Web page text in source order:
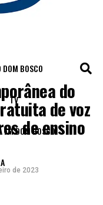
BOSCO
TV
FM DOM BOSCO
do
de voz
de ensino
de 2023